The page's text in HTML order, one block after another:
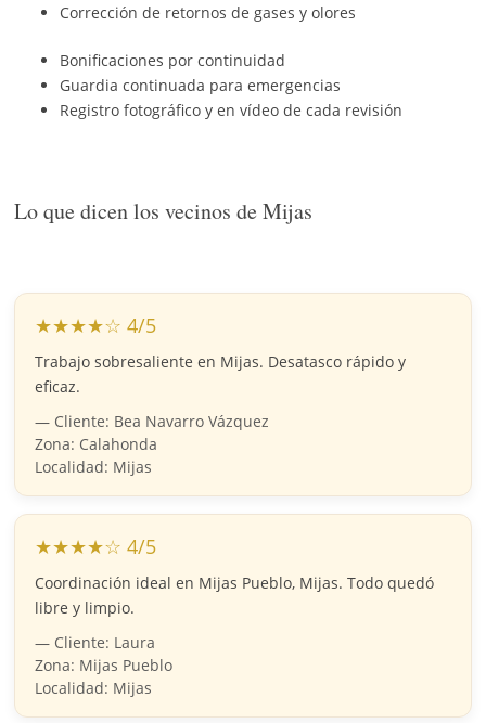
Corrección de retornos de gases y olores
Bonificaciones por continuidad
Guardia continuada para emergencias
Registro fotográfico y en vídeo de cada revisión
Lo que dicen los vecinos de Mijas
★★★★☆ 4/5
Trabajo sobresaliente en Mijas. Desatasco rápido y
eficaz.
— Cliente: Bea Navarro Vázquez
Zona: Calahonda
Localidad: Mijas
★★★★☆ 4/5
Coordinación ideal en Mijas Pueblo, Mijas. Todo quedó
libre y limpio.
— Cliente: Laura
Zona: Mijas Pueblo
Localidad: Mijas